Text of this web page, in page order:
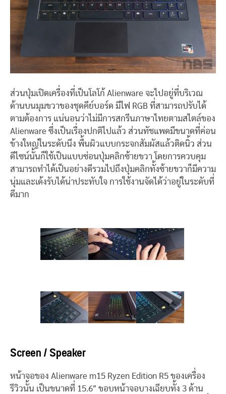
ส่วนปุ่มเปิดเครื่องที่เป็นโลโก้ Alienware จะไปอยู่ที่บริเวณ
ด้านบนมุมขวาของชุดคีย์บอร์ด มีไฟ RGB ที่สามารถปรับได้
ตามต้องการ แน่นอนว่าไม่มีการสกรีนภาษาไทยตามสไตล์ของ
Alienware ซึ่งเป็นเรื่องปกติไปแล้ว ส่วนทัชแพดมีขนาดที่ค่อน
ข้างใหญ่ในระดับนึง พื้นผิวแบบกระจกสัมผัสแล้วติดนิ้ว ส่วน
ดีไซน์นั้นก็ใช้เป็นแบบซ่อนปุ่มคลิกซ้ายขวา โดยการควบคุม
สามารถทำได้เป็นอย่างดีรวมไปถึงปุ่มคลิกทั้งซ้ายขวาก็มีความ
นุ่มและเด้งรับได้น่าประทับใจ การใช้งานจัดได้ว่าอยู่ในระดับที่
ดีมาก
Screen / Speaker
หน้าจอของ Alienware m15 Ryzen Edition R5 ของเครื่อง
รีวิวนั้น เป็นขนาดที่ 15.6″ ขอบหน้าจอบางเฉียบทั้ง 3 ด้าน